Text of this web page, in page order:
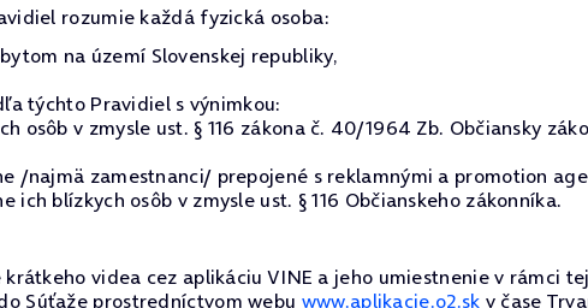
rozumie každá fyzická osoba:
na území Slovenskej republiky,
týchto Pravidiel s výnimkou:
osôb v zmysle ust. § 116 zákona č. 40/1964 Zb. Občiansky
/najmä zamestnanci/ prepojené s reklamnými a promotion
ich blízkych osôb v zmysle ust. § 116 Občianskeho zákonníka.
videa cez aplikáciu VINE a jeho umiestnenie v rámci
Súťaže prostredníctvom webu www.aplikacie.o2.sk v čase